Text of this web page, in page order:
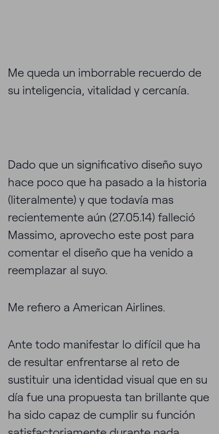
Me queda un imborrable recuerdo de
su inteligencia, vitalidad y cercanía.
Dado que un significativo diseño suyo
hace poco que ha pasado a la historia
(literalmente) y que todavía mas
recientemente aún (27.05.14) falleció
Massimo, aprovecho este post para
comentar el diseño que ha venido a
reemplazar al suyo.
Me refiero a American Airlines.
Ante todo manifestar lo difícil que ha
de resultar enfrentarse al reto de
sustituir una identidad visual que en su
día fue una propuesta tan brillante que
ha sido capaz de cumplir su función